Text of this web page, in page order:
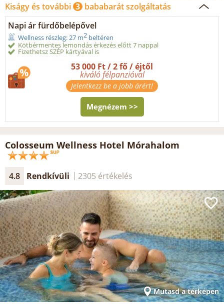
Kiságy és további 3 bababarát szolgáltatás
Napi ár fürdőbelépővel
Wellness részleg: 27 m2 beltéren
Kötbérmentes lemondás érkezés előtt 7 nappal
Fizethetsz SZÉP kártyával is
53 000 Ft / 2 fő / éjtől
kiváló félpanzióval
Jelentkezz be a jobb árért!
Megnézem >>
Colosseum Wellness Hotel Mórahalom
4.8 Rendkívüli 2305 értékelés
Mutasd a térképen